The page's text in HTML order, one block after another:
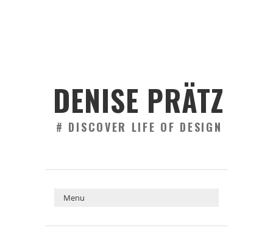
DENISE PRÄTZ
# DISCOVER LIFE OF DESIGN